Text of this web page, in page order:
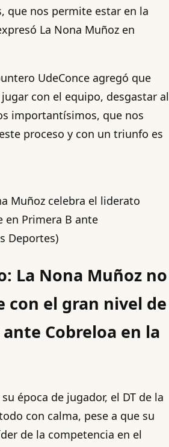
que nos permite estar en la
La Nona Muñoz en
UdeConce agregó que
con el equipo, desgastar al
importantísimos, que nos
proceso y con un triunfo es
Muñoz celebra el liderato
en Primera B ante
Deportes)
La Nona Muñoz no
con el gran nivel de
ante Cobreloa en la
época de jugador, el DT de la
con calma, pese a que su
de la competencia en el